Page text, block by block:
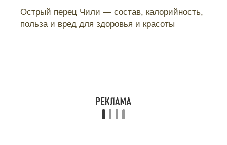
Острый перец Чили — состав, калорийность,
польза и вред для здоровья и красоты